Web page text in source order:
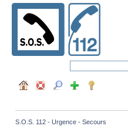
S.O.S. 112 - Urgence - Secours